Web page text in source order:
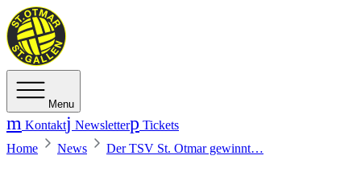
Menu
Kontakt Newsletter
Tickets
Home
News Der TSV St. Otmar gewinnt…